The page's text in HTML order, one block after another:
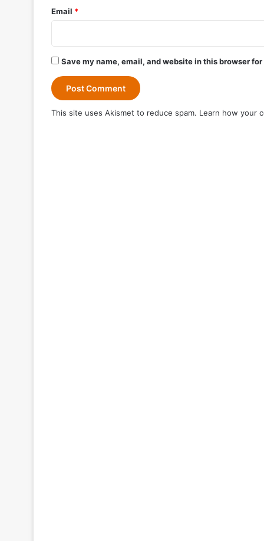
Email *
Save my name, email, and website in this browser
This site uses Akismet to reduce spam. Learn how your